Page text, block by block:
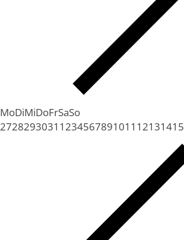
MoDiMiDoFrSaSo
2728293031 1234567891011 12131415